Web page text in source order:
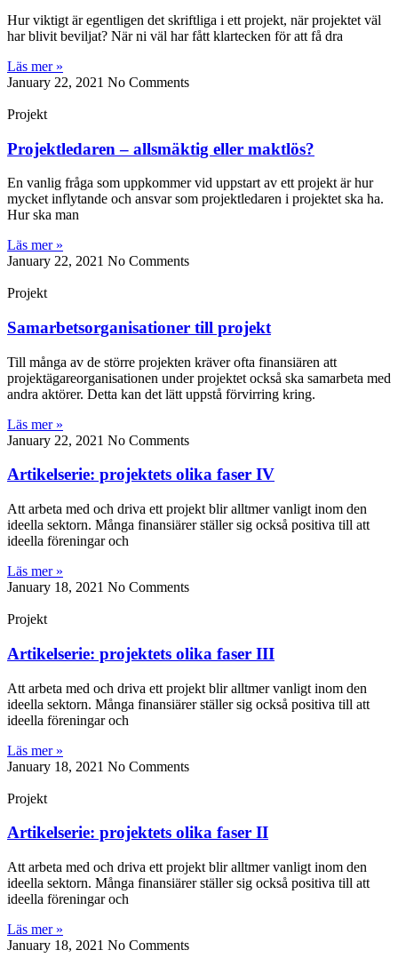
Hur viktigt är egentligen det skriftliga i ett projekt, när projektet väl
har blivit beviljat? När ni väl har fått klartecken för att få dra
Läs mer »
January 22, 2021 No Comments
Projekt
Projektledaren – allsmäktig eller maktlös?
En vanlig fråga som uppkommer vid uppstart av ett projekt är hur
mycket inflytande och ansvar som projektledaren i projektet ska ha.
Hur ska man
Läs mer »
January 22, 2021 No Comments
Projekt
Samarbetsorganisationer till projekt
Till många av de större projekten kräver ofta finansiären att
projektägareorganisationen under projektet också ska samarbeta med
andra aktörer. Detta kan det lätt uppstå förvirring kring.
Läs mer »
January 22, 2021 No Comments
Artikelserie: projektets olika faser IV
Att arbeta med och driva ett projekt blir alltmer vanligt inom den
ideella sektorn. Många finansiärer ställer sig också positiva till att
ideella föreningar och
Läs mer »
January 18, 2021 No Comments
Projekt
Artikelserie: projektets olika faser III
Att arbeta med och driva ett projekt blir alltmer vanligt inom den
ideella sektorn. Många finansiärer ställer sig också positiva till att
ideella föreningar och
Läs mer »
January 18, 2021 No Comments
Projekt
Artikelserie: projektets olika faser II
Att arbeta med och driva ett projekt blir alltmer vanligt inom den
ideella sektorn. Många finansiärer ställer sig också positiva till att
ideella föreningar och
Läs mer »
January 18, 2021 No Comments